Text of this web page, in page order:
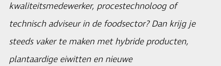
kwaliteitsmedewerker, procestechnoloog of
technisch adviseur in de foodsector? Dan krijg je
steeds vaker te maken met hybride producten,
plantaardige eiwitten en nieuwe